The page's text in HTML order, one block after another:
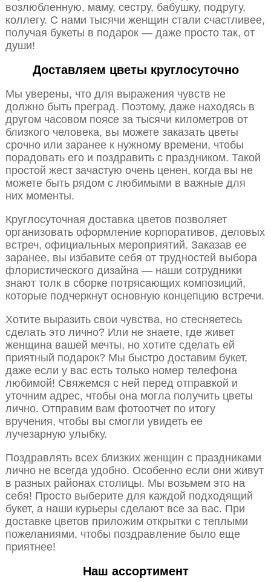
возлюбленную, маму, сестру, бабушку, подругу,
коллегу. С нами тысячи женщин стали счастливее,
получая букеты в подарок — даже просто так, от
души!
Доставляем цветы круглосуточно
Мы уверены, что для выражения чувств не
должно быть преград. Поэтому, даже находясь в
другом часовом поясе за тысячи километров от
близкого человека, вы можете заказать цветы
срочно или заранее к нужному времени, чтобы
порадовать его и поздравить с праздником. Такой
простой жест зачастую очень ценен, когда вы не
можете быть рядом с любимыми в важные для
них моменты.
Круглосуточная доставка цветов позволяет
организовать оформление корпоративов, деловых
встреч, официальных мероприятий. Заказав ее
заранее, вы избавите себя от трудностей выбора
флористического дизайна — наши сотрудники
знают толк в сборке потрясающих композиций,
которые подчеркнут основную концепцию встречи.
Хотите выразить свои чувства, но стесняетесь
сделать это лично? Или не знаете, где живет
женщина вашей мечты, но хотите сделать ей
приятный подарок? Мы быстро доставим букет,
даже если у вас есть только номер телефона
любимой! Свяжемся с ней перед отправкой и
уточним адрес, чтобы она могла получить цветы
лично. Отправим вам фотоотчет по итогу
вручения, чтобы вы смогли увидеть ее
лучезарную улыбку.
Поздравлять всех близких женщин с праздниками
лично не всегда удобно. Особенно если они живут
в разных районах столицы. Мы возьмем это на
себя! Просто выберите для каждой подходящий
букет, а наши курьеры сделают все за вас. При
доставке цветов приложим открытки с теплыми
пожеланиями, чтобы поздравление было еще
приятнее!
Наш ассортимент